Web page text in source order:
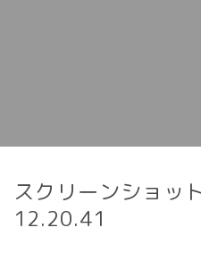
スクリーンショ
12.20.41